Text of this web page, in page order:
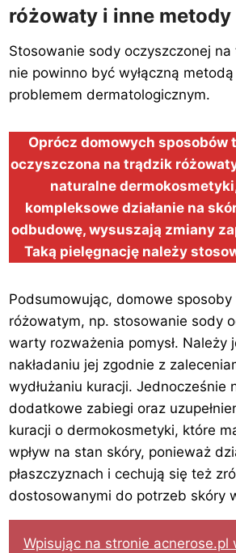
różowaty i inne metody
Stosowanie sody oczyszczonej
nie powinno być wyłączną
problemem dermatologicznym.
Oprócz domowych sposobów
oczyszczona na trądzik
naturalne
kompleksowe działanie na
odbudowę, wysuszają zmiany
Taką pielęgnację należy
Podsumowując, domowe
różowatym, np. stosowanie sody
warty rozważenia pomysł. Należy
nakładaniu jej zgodnie z
wydłużaniu kuracji. Jednocześnie
dodatkowe zabiegi oraz
kuracji o dermokosmetyki, które
wpływ na stan skóry, ponieważ
płaszczyznach i cechują się też
dostosowanymi do potrzeb skóry
Wpisując na stronie acnerose.pl